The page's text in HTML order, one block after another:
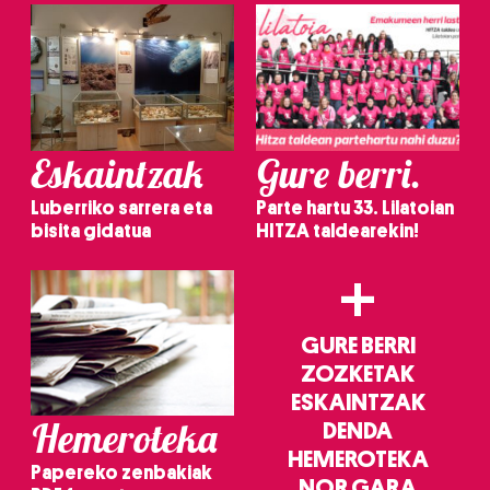
Eskaintzak
Luberriko sarrera eta
bisita gidatua
Gure berri.
Parte hartu 33. Lilatoian
HITZA taldearekin!
Hemeroteka
Papereko zenbakiak
+
GURE BERRI
ZOZKETAK
ESKAINTZAK
DENDA
HEMEROTEKA